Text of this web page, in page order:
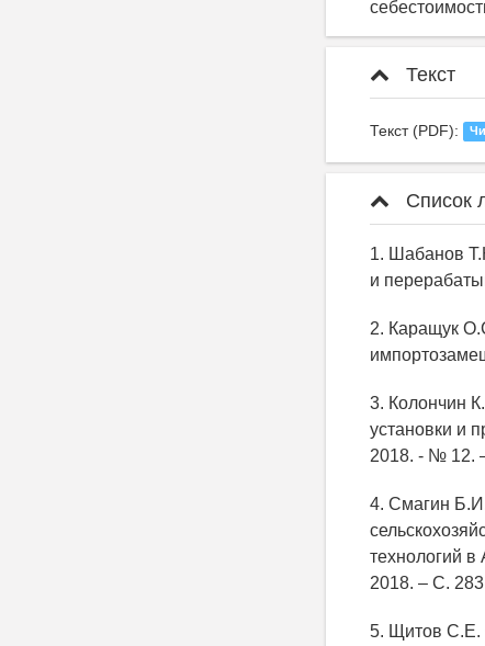
Текст
Текст (PDF):
Список
1. Шабанов
и
2. Каращук
3. Колончин
установки и
2018. - № 12.
4. Смагин
технологий в
2018. – С.
5. Щитов С.Е.